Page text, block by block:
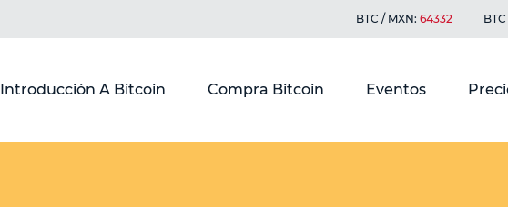
BTC / MXN: 64332
Introducción A Bitcoin Compra Bitcoin Eventos